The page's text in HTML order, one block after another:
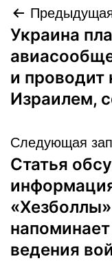
по
записям
Украина
и проводит
Израилем,
Следующая
Статья
ведения